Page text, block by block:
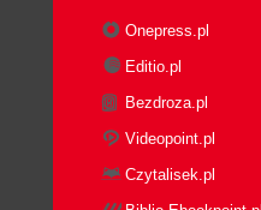
Onepress.pl
Editio.pl
Bezdroza.pl
Videopoint.pl
Czytalisek.pl